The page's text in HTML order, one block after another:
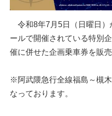
令和8年7月5日（日曜日）
ールで開催されている特別
催に併せた企画乗車券を販売
※阿武隈急行全線福島～槻
なっております。